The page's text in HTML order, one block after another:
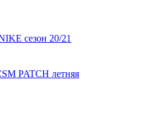
сезон 20/21
PATCH летняя